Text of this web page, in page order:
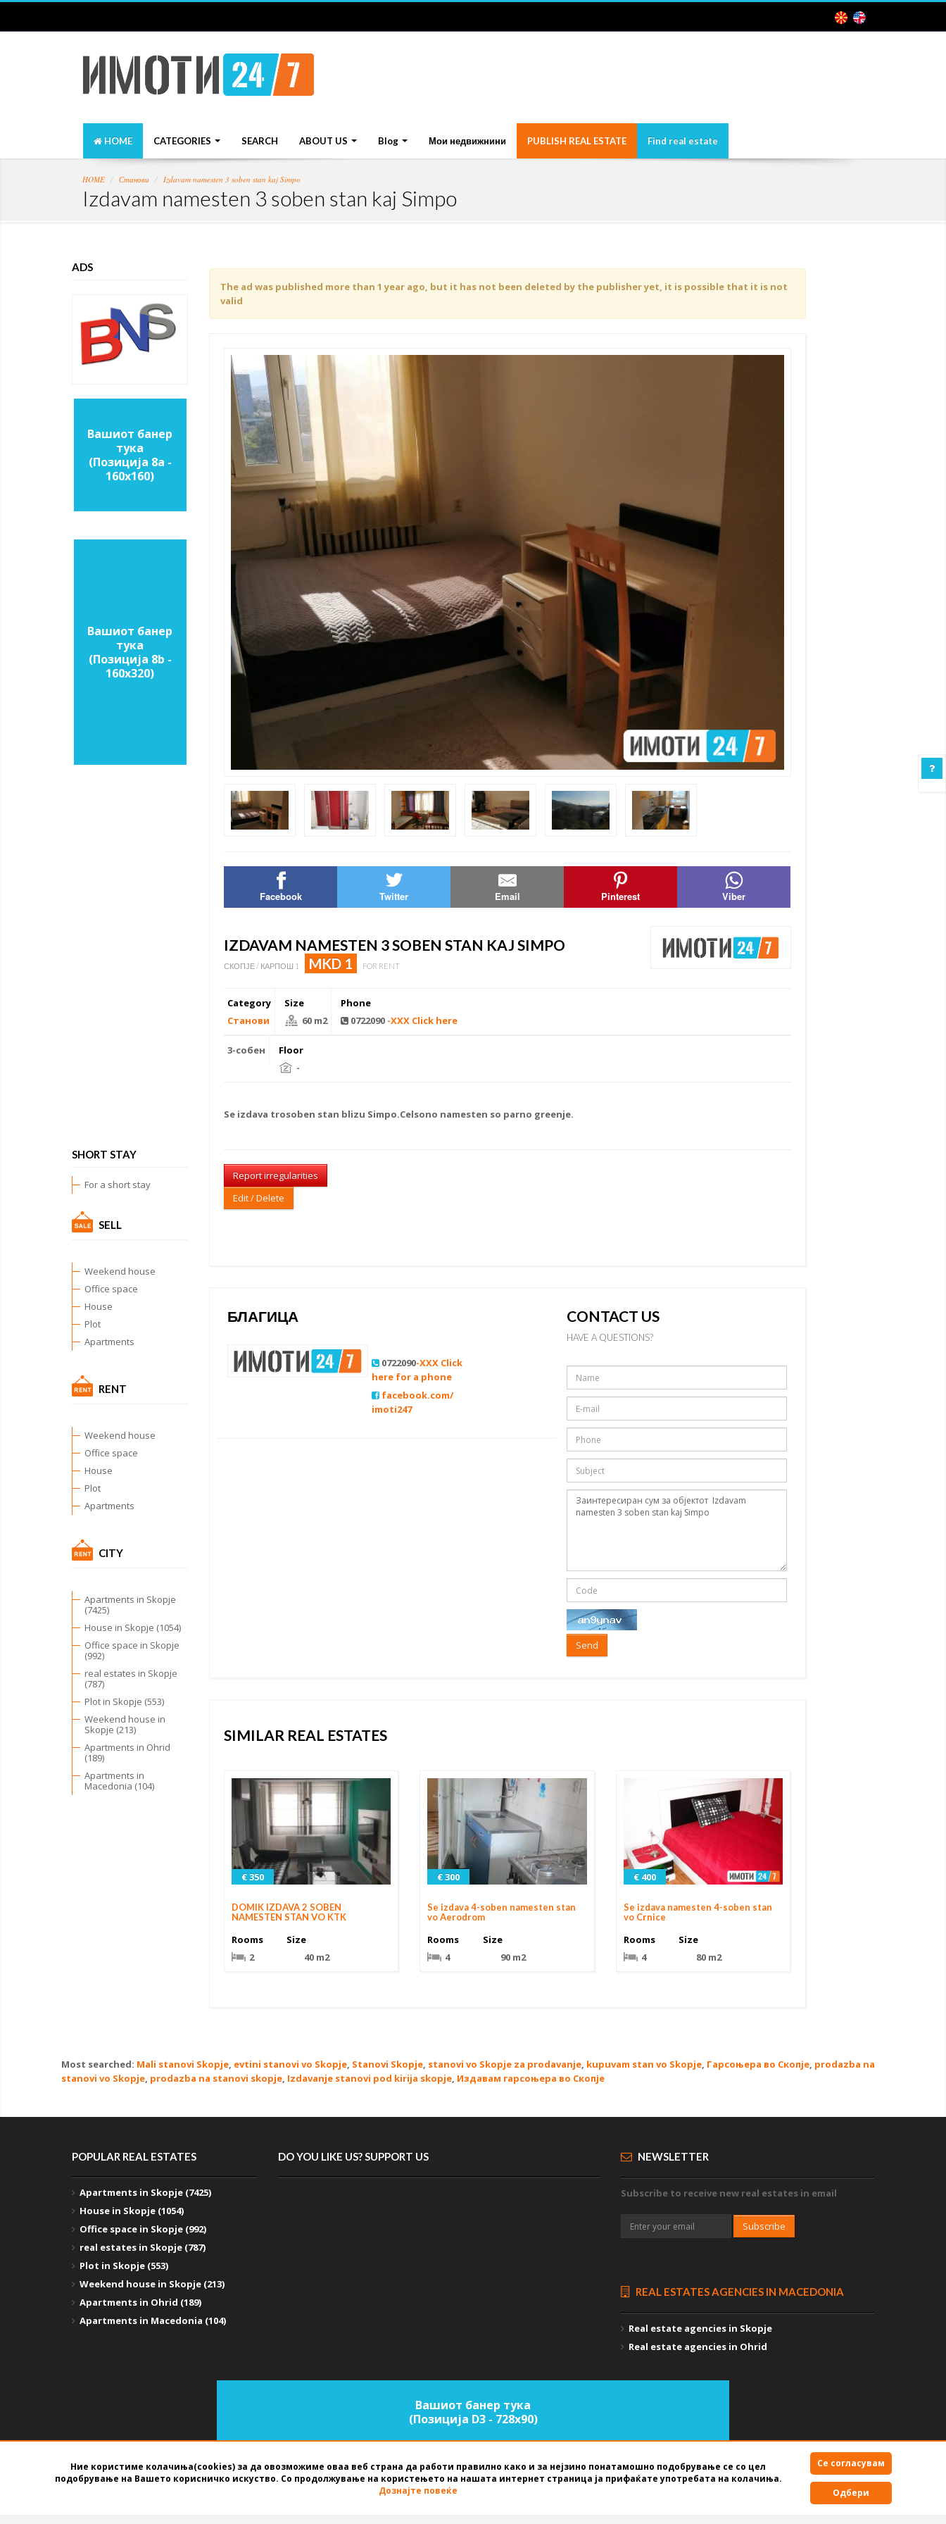
HOME CATEGORIES SEARCH ABOUT US Blog Мои недвижнини PUBLISH REAL ESTATE Find real estate
HOME Станови Izdavam namesten 3 soben stan kaj Simpo
Izdavam namesten 3 soben stan kaj Simpo
ADS
Вашиот банер
тука
(Позиција 8a -
160х160)
Вашиот банер
тука
(Позиција 8b -
160х320)
SHORT STAY
For a short stay
SELL
Weekend house
Office space
House
Plot
Apartments
RENT
Weekend house
Office space
House
Plot
Apartments
CITY
Apartments in Skopje
(7425)
House in Skopje (1054)
Office space in Skopje
(992)
real estates in Skopje
(787)
Plot in Skopje (553)
Weekend house in
Skopje (213)
Apartments in Ohrid
(189)
Apartments in
Macedonia (104)
The ad was published more than 1 year ago, but it has not been deleted by the publisher yet, it is possible that it is not
valid
Facebook Twitter Email Pinterest Viber
IZDAVAM NAMESTEN 3 SOBEN STAN KAJ SIMPO
СКОПЈЕ / КАРПОШ 1 MKD 1 FOR RENT
Category
Станови
Size
60 m2
Phone
0722090 -XXX Click here
3-собен
Floor
-
Se izdava trosoben stan blizu Simpo.Celsono namesten so parno greenje.
Report irregularities
Edit / Delete
БЛАГИЦА
0722090-XXX Click
here for a phone
facebook.com/
imoti247
CONTACT US
HAVE A QUESTIONS?
Send
SIMILAR REAL ESTATES
€ 350
DOMIK IZDAVA 2 SOBEN
NAMESTEN STAN VO KTK
Rooms
2
Size
40 m2
€ 300
Se izdava 4-soben namesten stan
vo Aerodrom
Rooms
4
Size
90 m2
€ 400
Se izdava namesten 4-soben stan
vo Crnice
Rooms
4
Size
80 m2
Most searched: Mali stanovi Skopje, evtini stanovi vo Skopje, Stanovi Skopje, stanovi vo Skopje za prodavanje, kupuvam stan vo Skopje, Гарсоњера во Скопје, prodazba na
stanovi vo Skopje, prodazba na stanovi skopje, Izdavanje stanovi pod kirija skopje, Издавам гарсоњера во Скопје
POPULAR REAL ESTATES
Apartments in Skopje (7425)
House in Skopje (1054)
Office space in Skopje (992)
real estates in Skopje (787)
Plot in Skopje (553)
Weekend house in Skopje (213)
Apartments in Ohrid (189)
Apartments in Macedonia (104)
DO YOU LIKE US? SUPPORT US NEWSLETTER
Subscribe to receive new real estates in email
Subscribe
REAL ESTATES AGENCIES IN MACEDONIA
Real estate agencies in Skopje
Real estate agencies in Ohrid
Вашиот банер тука
(Позиција D3 - 728х90)
SOFTWARE FOR REAL ESTATE AGENCIES DEVELOPED BYBEST NET STUDIO2026 Terms of use
Ние користиме колачиња(cookies) за да овозможиме оваа веб страна да работи правилно како и за нејзино понатамошно подобрување се со цел
подобрување на Вашето корисничко искуство. Со продолжување на користењето на нашата интернет страница ја прифаќате употребата на колачиња.
Дознајте повеќе
Се согласувам
Одбери